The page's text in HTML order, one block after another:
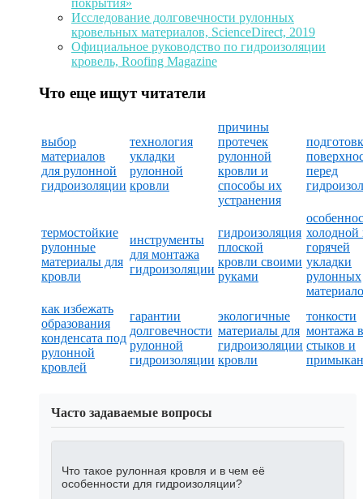
покрытия»
Исследование долговечности рулонных
кровельных материалов, ScienceDirect, 2019
Официальное руководство по гидроизоляции
кровель, Roofing Magazine
Что еще ищут читатели
выбор
материалов
для рулонной
гидроизоляции
технология
укладки
рулонной
кровли
причины
протечек
рулонной
кровли и
способы их
устранения
перед
термостойкие
рулонные
материалы для
кровли
инструменты
для монтажа
гидроизоляции
гидроизоляция
плоской
кровли своими
руками
холодной
горячей
укладки
рулонных
как избежать
образования
конденсата под
рулонной
кровлей
гарантии
долговечности
рулонной
гидроизоляции
экологичные
материалы для
гидроизоляции
кровли
тонкости
монтажа
стыков и
Часто задаваемые вопросы
Что такое рулонная кровля и в чем её
особенности для гидроизоляции?